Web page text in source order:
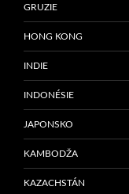
GRUZIE
HONG KONG
INDIE
INDONÉSIE
JAPONSKO
KAMBODŽA
KAZACHSTÁN